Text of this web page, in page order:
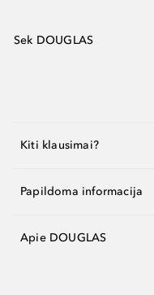
Sek DOUGLAS
Kiti klausimai?
Papildoma informacija
Apie DOUGLAS